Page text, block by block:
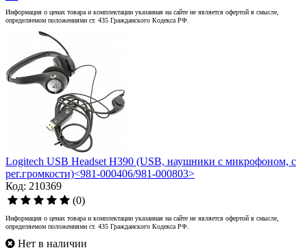
Информация о ценах товара и комплектации указанная на сайте не является офертой в смысле,
определяемом положениями ст. 435 Гражданского Кодекса РФ.
Logitech USB Headset H390 (USB, наушники с микрофоном, с
рег.громкости)<981-000406/981-000803>
Код: 210369
(0)
Информация о ценах товара и комплектации указанная на сайте не является офертой в смысле,
определяемом положениями ст. 435 Гражданского Кодекса РФ.
Нет в наличии